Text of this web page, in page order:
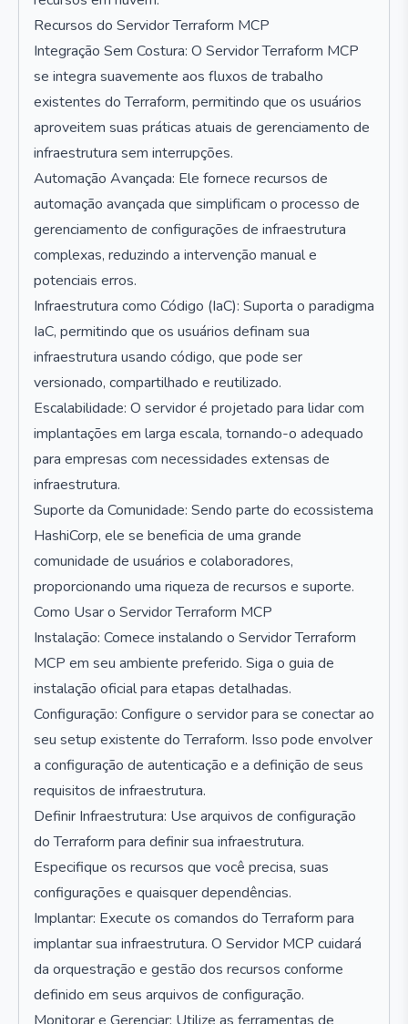
Recursos do Servidor Terraform MCP
Integração Sem Costura: O Servidor Terraform MCP
se integra suavemente aos fluxos de trabalho
existentes do Terraform, permitindo que os usuários
aproveitem suas práticas atuais de gerenciamento de
infraestrutura sem interrupções.
Automação Avançada: Ele fornece recursos de
automação avançada que simplificam o processo de
gerenciamento de configurações de infraestrutura
complexas, reduzindo a intervenção manual e
potenciais erros.
Infraestrutura como Código (IaC): Suporta o paradigma
IaC, permitindo que os usuários definam sua
infraestrutura usando código, que pode ser
versionado, compartilhado e reutilizado.
Escalabilidade: O servidor é projetado para lidar com
implantações em larga escala, tornando-o adequado
para empresas com necessidades extensas de
infraestrutura.
Suporte da Comunidade: Sendo parte do ecossistema
HashiCorp, ele se beneficia de uma grande
comunidade de usuários e colaboradores,
proporcionando uma riqueza de recursos e suporte.
Como Usar o Servidor Terraform MCP
Instalação: Comece instalando o Servidor Terraform
MCP em seu ambiente preferido. Siga o guia de
instalação oficial para etapas detalhadas.
Configuração: Configure o servidor para se conectar ao
seu setup existente do Terraform. Isso pode envolver
a configuração de autenticação e a definição de seus
requisitos de infraestrutura.
Definir Infraestrutura: Use arquivos de configuração
do Terraform para definir sua infraestrutura.
Especifique os recursos que você precisa, suas
configurações e quaisquer dependências.
Implantar: Execute os comandos do Terraform para
implantar sua infraestrutura. O Servidor MCP cuidará
da orquestração e gestão dos recursos conforme
definido em seus arquivos de configuração.